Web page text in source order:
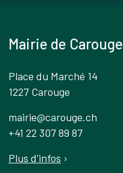
Mairie de Carouge
Place du Marché 14
1227 Carouge
mairie@carouge.ch
+41 22 307 89 87
Plus d'infos ›